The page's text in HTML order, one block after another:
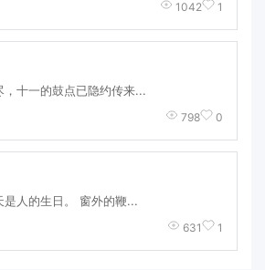
1042 1
十一的鼓点已隐约传来...
798 0
是人的生日。 窗外的鞭...
631 1